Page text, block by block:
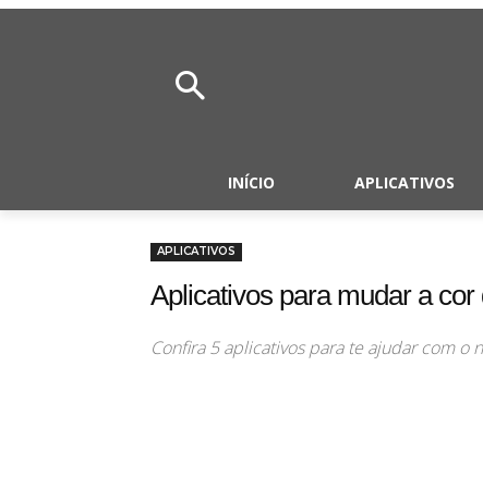
INÍCIO APLICATIVOS
APLICATIVOS
Aplicativos para mudar a cor
Confira 5 aplicativos para te ajudar com o